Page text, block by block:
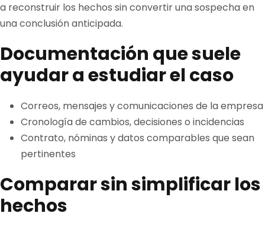
a reconstruir los hechos sin convertir una sospecha en
una conclusión anticipada.
Documentación que suele
ayudar a estudiar el caso
Correos, mensajes y comunicaciones de la empresa
Cronología de cambios, decisiones o incidencias
Contrato, nóminas y datos comparables que sean
pertinentes
Comparar sin simplificar los
hechos